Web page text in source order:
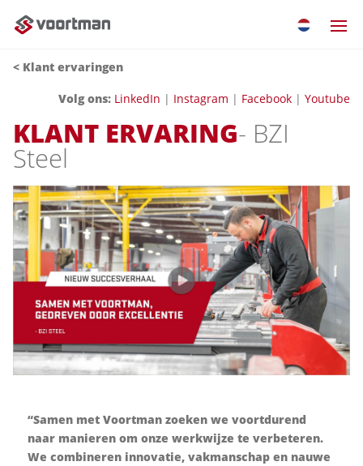
< Klant ervaringen
Volg ons: LinkedIn | Instagram | Facebook | Youtube
KLANT ERVARING- BZI
Steel
“Samen met Voortman zoeken we voortdurend
naar manieren om onze werkwijze te verbeteren.
We combineren innovatie, vakmanschap en nauwe